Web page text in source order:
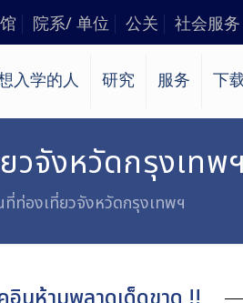
院系/ 单位 公关 社会服务
入学的人 研究 服务 下
วจังหวัดกรุงเทพฯ
ที่ท่องเที่ยวจังหวัดกรุงเทพฯ